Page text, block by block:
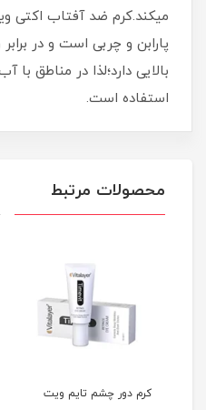
پارابن و چربی است و در
بالایی دارد؛لذا در مناطق
استفاده است.
محصولات مرتبط
کرم دور چشم تایم ویت